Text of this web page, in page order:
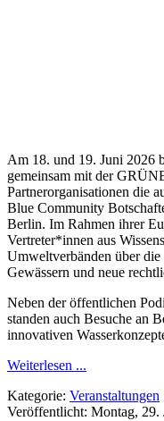
Am 18. und 19. Juni 2026
gemeinsam mit der
Partnerorganisationen die
Blue Community
Berlin. Im Rahmen ihrer
Vertreter*innen aus
Umweltverbänden über
Gewässern und neue
Neben der öffentlichen
standen auch Besuche an
innovativen
Weiterlesen ...
Kategorie: Veranstaltungen
Veröffentlicht: Montag, 29.